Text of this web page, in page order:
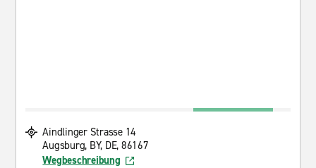
Aindlinger Strasse 14
Augsburg, BY, DE, 86167
Wegbeschreibung